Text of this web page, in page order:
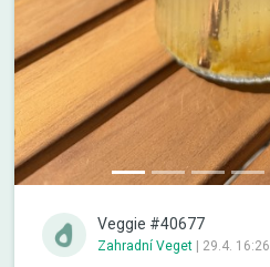
Veggie #40677
Zahradní Veget | 29.4. 16:26